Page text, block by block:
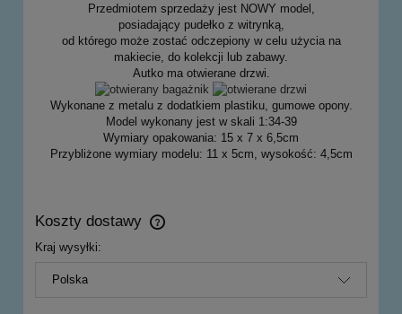
Przedmiotem sprzedaży jest NOWY model,
posiadający pudełko z witrynką,
od którego może zostać odczepiony w celu użycia na
makiecie, do kolekcji lub zabawy.
Autko ma otwierane drzwi.
Wykonane z metalu z dodatkiem plastiku, gumowe opony.
Model wykonany jest w skali 1:34-39
Wymiary opakowania: 15 x 7 x 6,5cm
Przybliżone wymiary modelu: 11 x 5cm, wysokość: 4,5cm
Koszty dostawy
Cena nie zawiera ewentualnych kosztów płatności
Kraj wysyłki: